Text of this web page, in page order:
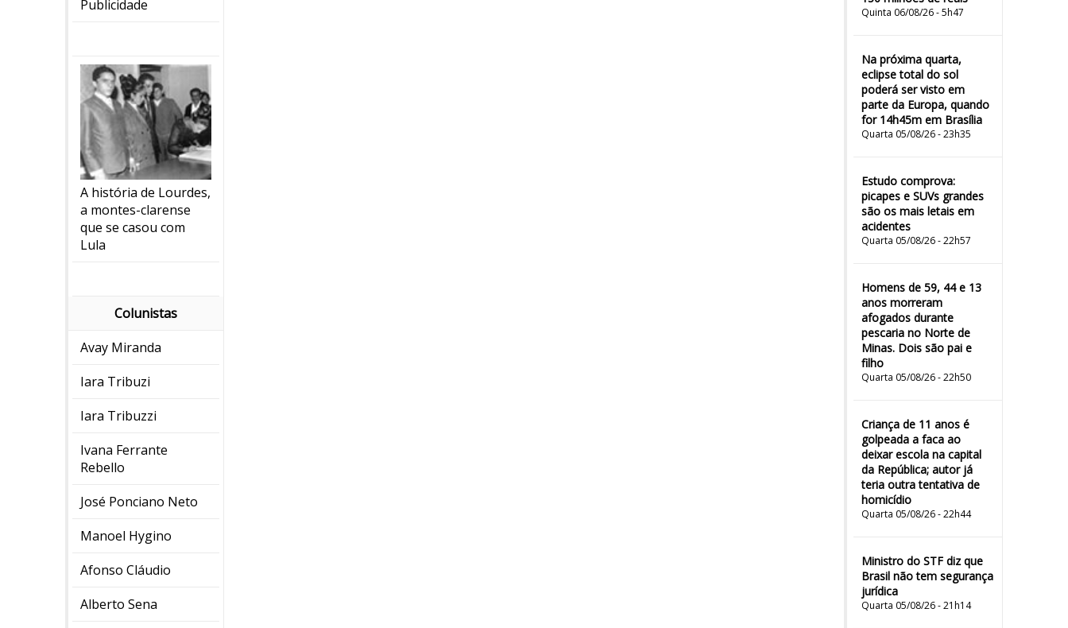
Publicidade
A história de Lourdes,
a montes-clarense
que se casou com
Lula
Colunistas
Avay Miranda
Iara Tribuzi
Iara Tribuzzi
Ivana Ferrante
Rebello
José Ponciano Neto
Manoel Hygino
Afonso Cláudio
Alberto Sena
Quinta 06/08/26 - 5h47
Na próxima quarta,
eclipse total do sol
poderá ser visto em
parte da Europa, quando
for 14h45m em Brasília
Quarta 05/08/26 - 23h35
Estudo comprova:
picapes e SUVs grandes
são os mais letais em
acidentes
Quarta 05/08/26 - 22h57
Homens de 59, 44 e 13
anos morreram
afogados durante
pescaria no Norte de
Minas. Dois são pai e
filho
Quarta 05/08/26 - 22h50
Criança de 11 anos é
golpeada a faca ao
deixar escola na capital
da República; autor já
teria outra tentativa de
homicídio
Quarta 05/08/26 - 22h44
Ministro do STF diz que
Brasil não tem segurança
jurídica
Quarta 05/08/26 - 21h14